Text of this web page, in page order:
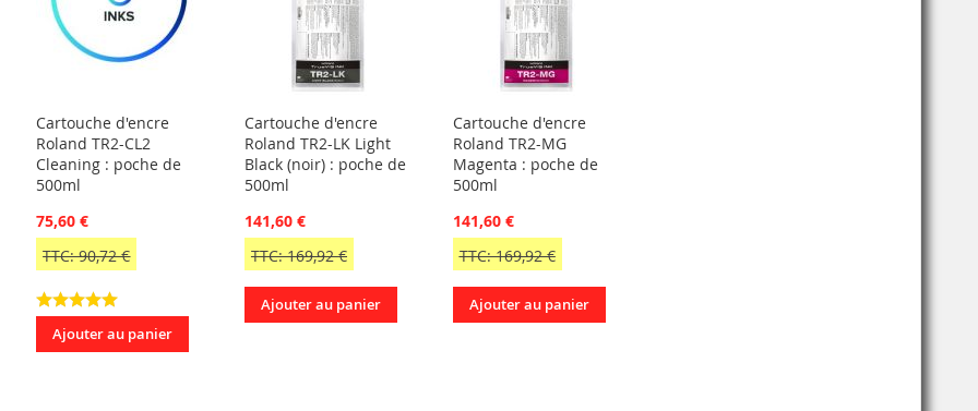
Cartouche d'encre
Roland TR2-CL2
Cleaning : poche de
500ml
75,60 €
TTC: 90,72 €
Ajouter au panier
Cartouche d'encre
Roland TR2-LK Light
Black (noir) : poche de
500ml
141,60 €
TTC: 169,92 €
Ajouter au panier
Cartouche d'encre
Roland TR2-MG
Magenta : poche de
500ml
141,60 €
TTC: 169,92 €
Ajouter au panier